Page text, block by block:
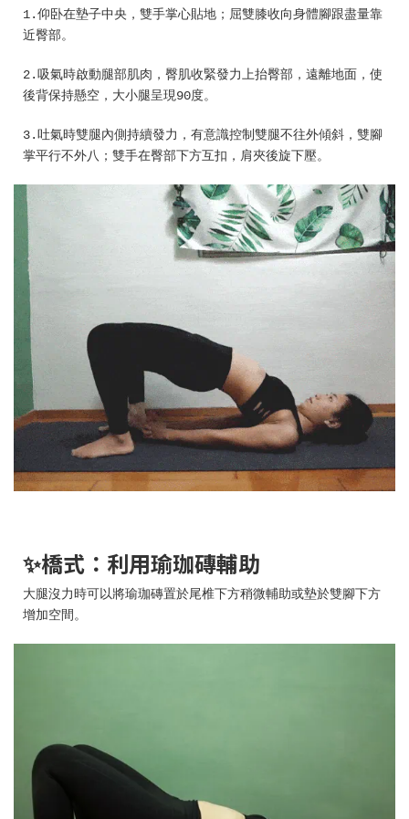
1.仰卧在墊子中央，雙手掌心貼地；屈雙膝收向身體腳跟盡量靠
近臀部。
2.吸氣時啟動腿部肌肉，臀肌收緊發力上抬臀部，遠離地面，使
後背保持懸空，大小腿呈現90度。
3.吐氣時雙腿內側持續發力，有意識控制雙腿不往外傾斜，雙腳
掌平行不外八；雙手在臀部下方互扣，肩夾後旋下壓。
✨橋式：利用瑜珈磚輔助
大腿沒力時可以將瑜珈磚置於尾椎下方稍微輔助或墊於雙腳下方
增加空間。